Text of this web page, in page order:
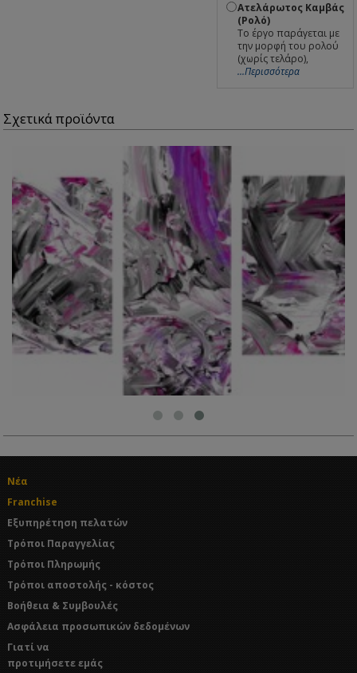
Ατελάρωτος Καμβάς
(Ρολό)
Το έργο παράγεται με
την μορφή του ρολού
(χωρίς τελάρο),
...Περισσότερα
Σχετικά προϊόντα
Νέα
Franchise
Εξυπηρέτηση πελατών
Τρόποι Παραγγελίας
Τρόποι Πληρωμής
Τρόποι αποστολής - κόστος
Βοήθεια & Συμβουλές
Ασφάλεια προσωπικών δεδομένων
Γιατί να
προτιμήσετε εμάς